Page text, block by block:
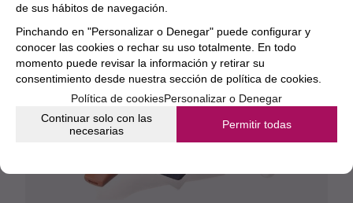
de sus hábitos de navegación.
Pinchando en "Personalizar o Denegar" puede configurar y
conocer las cookies o rechar su uso totalmente. En todo
momento puede revisar la información y retirar su
consentimiento desde nuestra sección de política de cookies.
Política de cookiesPersonalizar o Denegar
Continuar solo con las
necesarias
Permitir todas